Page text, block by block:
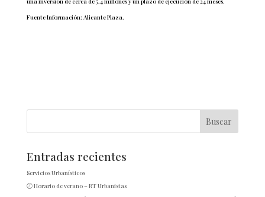
Fuente Información: Alicante Plaza.
Entradas recientes
Servicios Urbanísticos
🕘 Horario de verano – RT Urbanistas